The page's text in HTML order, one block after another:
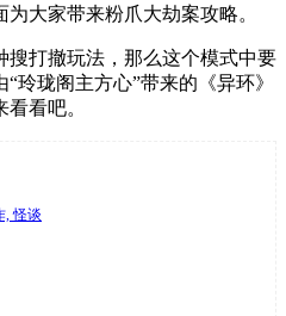
大家带来粉爪大劫案攻略。
搜打撤玩法，那么这个模式中要
玲珑阁主方心”带来的《异环》
看吧。
, 怪谈